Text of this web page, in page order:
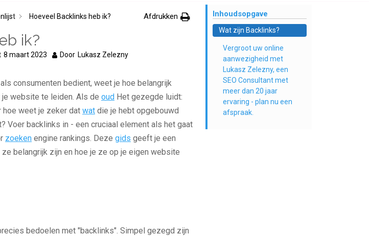
Hoeveel Backlinks heb ik? Afdrukken
ik?
8 maart 2023 Door Lukasz Zelezny
consumenten bedient, weet je hoe belangrijk
website te leiden. Als de oud Het gezegde luidt:
hoe weet je zeker dat wat die je hebt opgebouwd
Voer backlinks in - een cruciaal element als het gaat
zoeken engine rankings. Deze gids geeft je een
belangrijk zijn en hoe je ze op je eigen website
bedoelen met "backlinks". Simpel gezegd zijn
Inhoudsopgave
Wat zijn Backlinks?
Vergroot uw online
aanwezigheid met
Lukasz Zelezny, een
SEO Consultant met
meer dan 20 jaar
ervaring - plan nu een
afspraak.